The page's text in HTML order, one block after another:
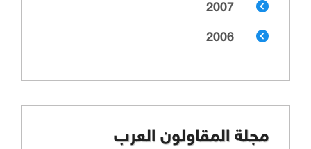
2007
2006
مجلة المقاولون العرب